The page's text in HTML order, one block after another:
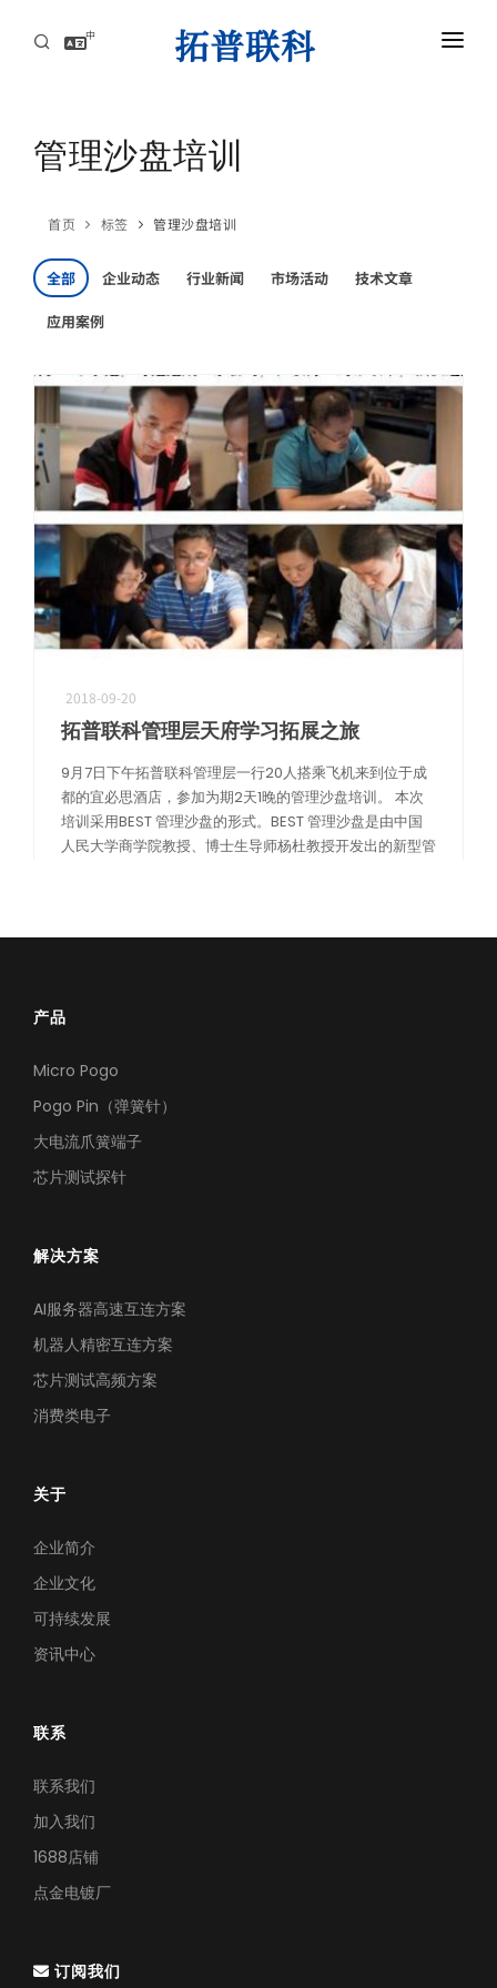
中
AI服务器高速互连解方案
AI服务器高速互连解方案
攻克高速背板瓶颈，赋能AI集群，实现超低延迟与海量数据的高效传导
机器人精密互连方案
专攻微型化场景，为人形机器人手指关节提供高柔性与高精度信号传输
极致耐久下的高频测试，确保探针接触稳定，护航芯片良率
联系
管理沙盘培训
首页 标签 管理沙盘培训
全部 企业动态 行业新闻 市场活动 技术文章
应用案例
2018-09-20
拓普联科管理层天府学习拓展之旅
9月7日下午拓普联科管理层一行20人搭乘飞机来到位于成
都的宜必思酒店，参加为期2天1晚的管理沙盘培训。 本次
培训采用BEST 管理沙盘的形式。BEST 管理沙盘是由中国
人民大学商学院教授、博士生导师杨杜教授开发出的新型管
产品
Micro Pogo
Pogo Pin（弹簧针）
大电流爪簧端子
芯片测试探针
解决方案
AI服务器高速互连方案
机器人精密互连方案
芯片测试高频方案
消费类电子
关于
企业简介
企业文化
可持续发展
资讯中心
联系
联系我们
加入我们
1688店铺
点金电镀厂
订阅我们